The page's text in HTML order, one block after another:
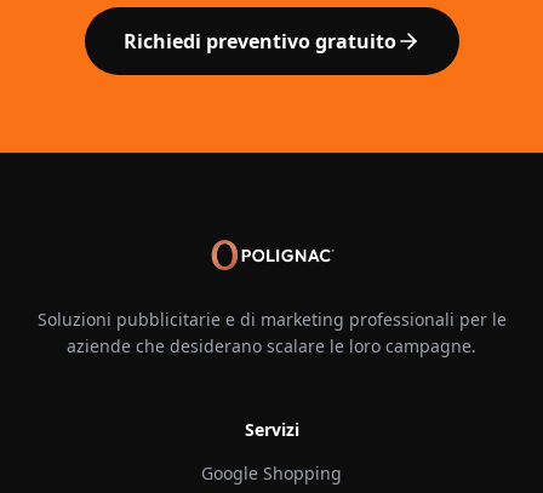
Richiedi preventivo gratuito
Soluzioni pubblicitarie e di marketing professionali per le
aziende che desiderano scalare le loro campagne.
Servizi
Google Shopping